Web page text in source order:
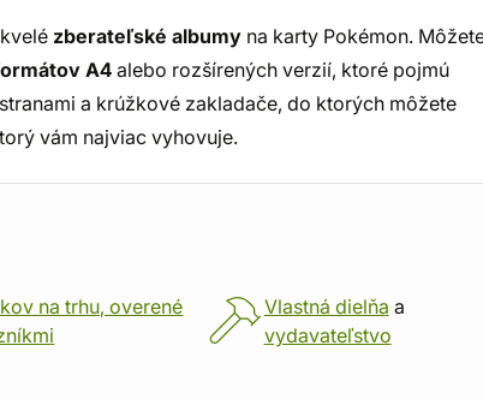
zberateľské albumy na karty Pokémon.
A4 alebo rozšírených verzií, ktoré pojmú
a krúžkové zakladače, do ktorých môžete
vám najviac vyhovuje.
na trhu, overené
Vlastná dielňa a
vydavateľstvo